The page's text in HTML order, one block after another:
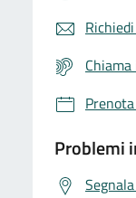
Problemi